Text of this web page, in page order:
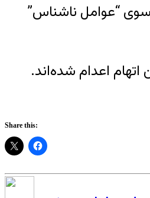
سوی “عوامل ناشناس”
بهایی در اوایل انقلاب به همین اتهام اعدام شده‌اند.
Share this: